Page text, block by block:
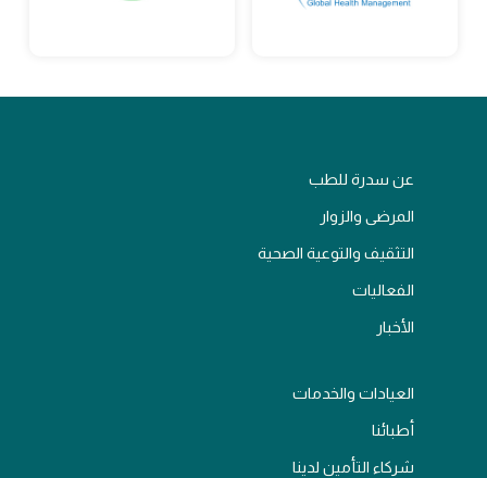
عن سدرة للطب
المرضى والزوار
التثقيف والتوعية الصحية
الفعاليات
الأخبار
العيادات والخدمات
أطبائنا
شركاء التأمين لدينا